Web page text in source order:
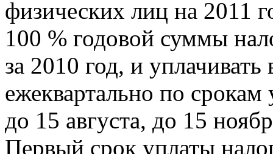
физических лиц на 2011
100 % годовой суммы
за 2010 год, и
ежеквартально по
до 15 августа, до 15
Первый срок уплаты